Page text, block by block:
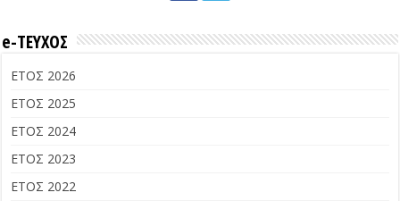
e-ΤΕΥΧΟΣ
ΕΤΟΣ 2026
ΕΤΟΣ 2025
ΕΤΟΣ 2024
ΕΤΟΣ 2023
ΕΤΟΣ 2022